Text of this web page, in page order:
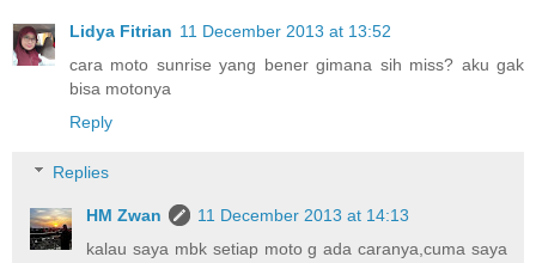
Lidya Fitrian 11 December 2013 at 13:52
cara moto sunrise yang bener gimana sih miss? aku gak
bisa motonya
Reply
Replies
HM Zwan
11 December 2013 at 14:13
kalau saya mbk setiap moto g ada caranya,cuma saya